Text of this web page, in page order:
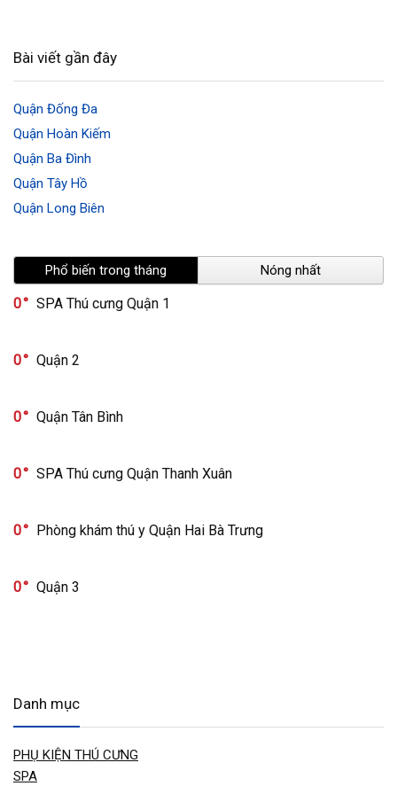
Bài viết gần đây
Quận Đống Đa
Quận Hoàn Kiếm
Quận Ba Đình
Quận Tây Hồ
Quận Long Biên
Phổ biến trong tháng Nóng nhất
0 SPA Thú cưng Quận 1
0 Quận 2
0 Quận Tân Bình
0 SPA Thú cưng Quận Thanh Xuân
0 Phòng khám thú y Quận Hai Bà Trưng
0 Quận 3
Danh mục
PHỤ KIỆN THÚ CƯNG
SPA